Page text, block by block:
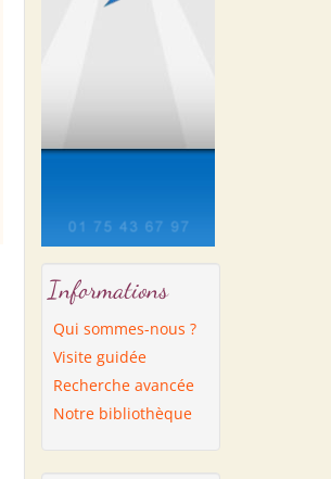
Informations
Qui sommes-nous ?
Visite guidée
Recherche avancée
Notre bibliothèque